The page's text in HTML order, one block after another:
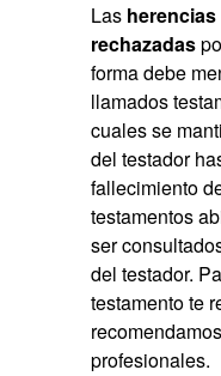
Las
rechazadas
forma debe
llamados
cuales se
del testador
fallecimiento
testamentos
ser
del testador.
testamento te
profesionales.